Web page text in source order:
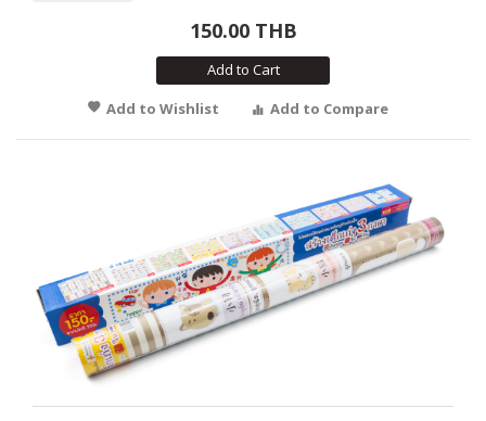
150.00 THB
Add to Cart
Add to Wishlist
Add to Compare